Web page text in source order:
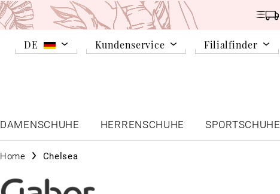
DE Kundenservice Filialfinder
DAMENSCHUHE
HERRENSCHUHE SPORTSCHUHE
Home Chelsea